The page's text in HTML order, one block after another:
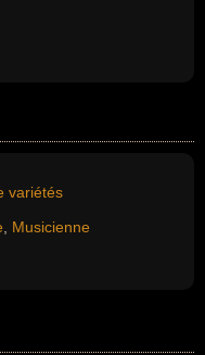
variétés
Musicienne